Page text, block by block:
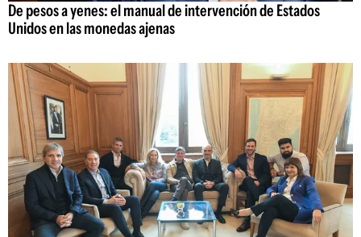
De pesos a yenes: el manual de intervención de Estados
Unidos en las monedas ajenas